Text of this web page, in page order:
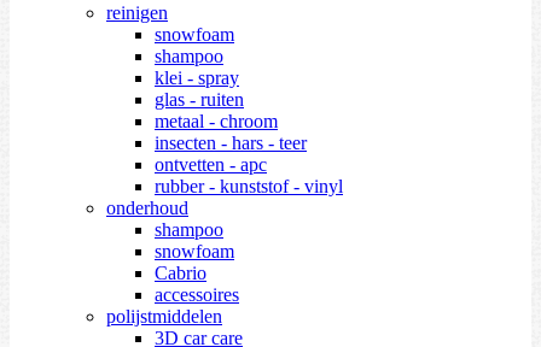
reinigen
snowfoam
shampoo
klei - spray
glas - ruiten
metaal - chroom
insecten - hars - teer
ontvetten - apc
rubber - kunststof - vinyl
onderhoud
shampoo
snowfoam
Cabrio
accessoires
polijstmiddelen
3D car care